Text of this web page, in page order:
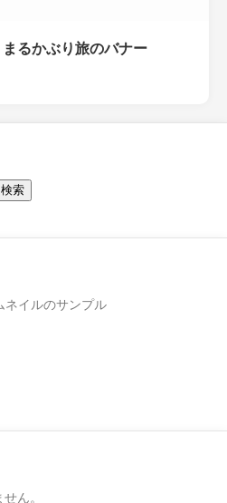
るかぶり旅のバナー
検索
ネイルのサンプル
ん。